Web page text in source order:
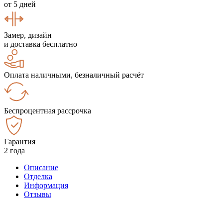
от 5 дней
Замер, дизайн
и доставка бесплатно
Оплата наличными, безналичный расчёт
Беспроцентная рассрочка
Гарантия
2 года
Описание
Отделка
Информация
Отзывы